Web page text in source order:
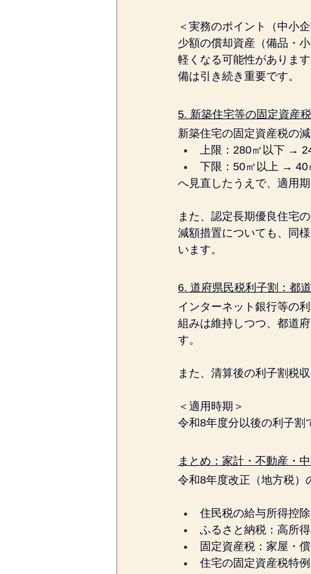
＜実務のポイント（中小
少額の償却資産（備品・
軽くなる可能性がありま
備は引き続き重要です。
5. 新築住宅等の固定資産
新築住宅の固定資産税の
上限：280㎡以下 →
下限：50㎡以上 → 40
へ見直したうえで、適用
また、認定長期優良住宅
減額措置についても、同
います。
6. 道府県民税利子割：都
インターネット銀行等の
組みは維持しつつ、都道
す。
また、清算後の利子割税
＜適用時期＞
令和8年度分以後の利子割
まとめ：家計・不動産・
令和8年度改正（地方税）
住民税の給与所得控
ふるさと納税：高所
固定資産税：家屋・
住宅の固定資産税特